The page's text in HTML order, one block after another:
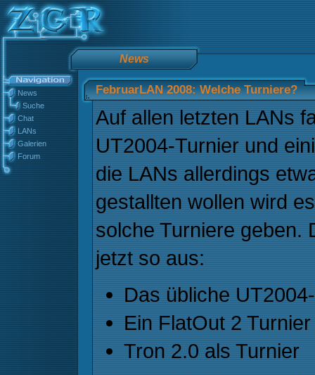
News
News
Suche
Chat
LANs
Galerien
Forum
FebruarLAN 2008: Welche Turniere?
Auf allen letzten LANs
UT2004-Turnier und
die LANs allerdings
gestallten wollen wird
solche Turniere geben.
jetzt so aus:
Das übliche
Ein FlatOut 2 Turnier
Tron 2.0 als Turnier